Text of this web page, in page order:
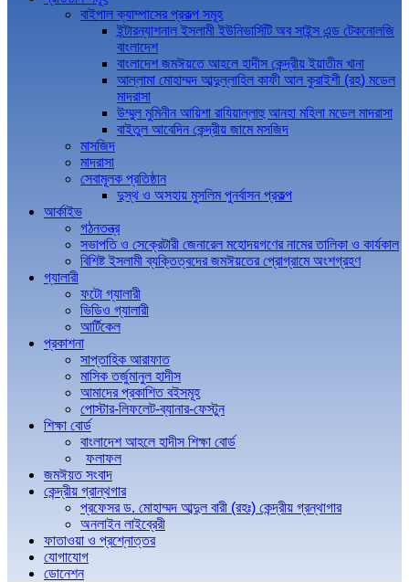
বাইপাল ক্যাম্পাসের প্রকল্প সমূহ
ইন্টারন্যাশনাল ইসলামী ইউনিভার্সিটি অব সাইন্স এন্ড টেকনোলজি
বাংলাদেশ
বাংলাদেশ জমঈয়তে আহলে হাদীস কেন্দ্রীয় ইয়াতীম খানা
আল্লামা মোহাম্মদ আব্দুল্লাহিল কাফী আল কুরাইশী (রহ) মডেল
মাদরাসা
উম্মুল মুমিনীন আয়িশা রাযিয়াল্লাহু আনহা মহিলা মডেল মাদরাসা
বাইতুল আবেদিন কেন্দ্রীয় জামে মসজিদ
মাসজিদ
মাদরাসা
সেবামূলক প্রতিষ্ঠান
দুস্থ ও অসহায় মুসলিম পুনর্বাসন প্রকল্প
আর্কাইভ
গঠনতন্ত্র
সভাপতি ও সেক্রেটারী জেনারেল মহোদয়গণের নামের তালিকা ও কার্যকাল
বিশিষ্ট ইসলামী ব্যক্তিত্বদের জমঈয়তের প্রোগ্রামে অংশগ্রহণ
গ্যালারী
ফটো গ্যালারী
ভিডিও গ্যালারী
আর্টিকেল
প্রকাশনা
সাপ্তাহিক আরাফাত
মাসিক তর্জুমানুল হাদীস
আমাদের প্রকাশিত বইসমূহ
পোস্টার-লিফলেট-ব্যানার-ফেস্টুন
শিক্ষা বোর্ড
বাংলাদেশ আহলে হাদীস শিক্ষা বোর্ড
ফলাফল
জমঈয়ত সংবাদ
কেন্দ্রীয় গ্রান্থগার
প্রফেসর ড. মোহাম্মদ আব্দুল বারী (রহঃ) কেন্দ্রীয় গ্রন্থাগার
অনলাইন লাইব্রেরী
ফাতাওয়া ও প্রশ্নোত্তর
যোগাযোগ
ডোনেশন